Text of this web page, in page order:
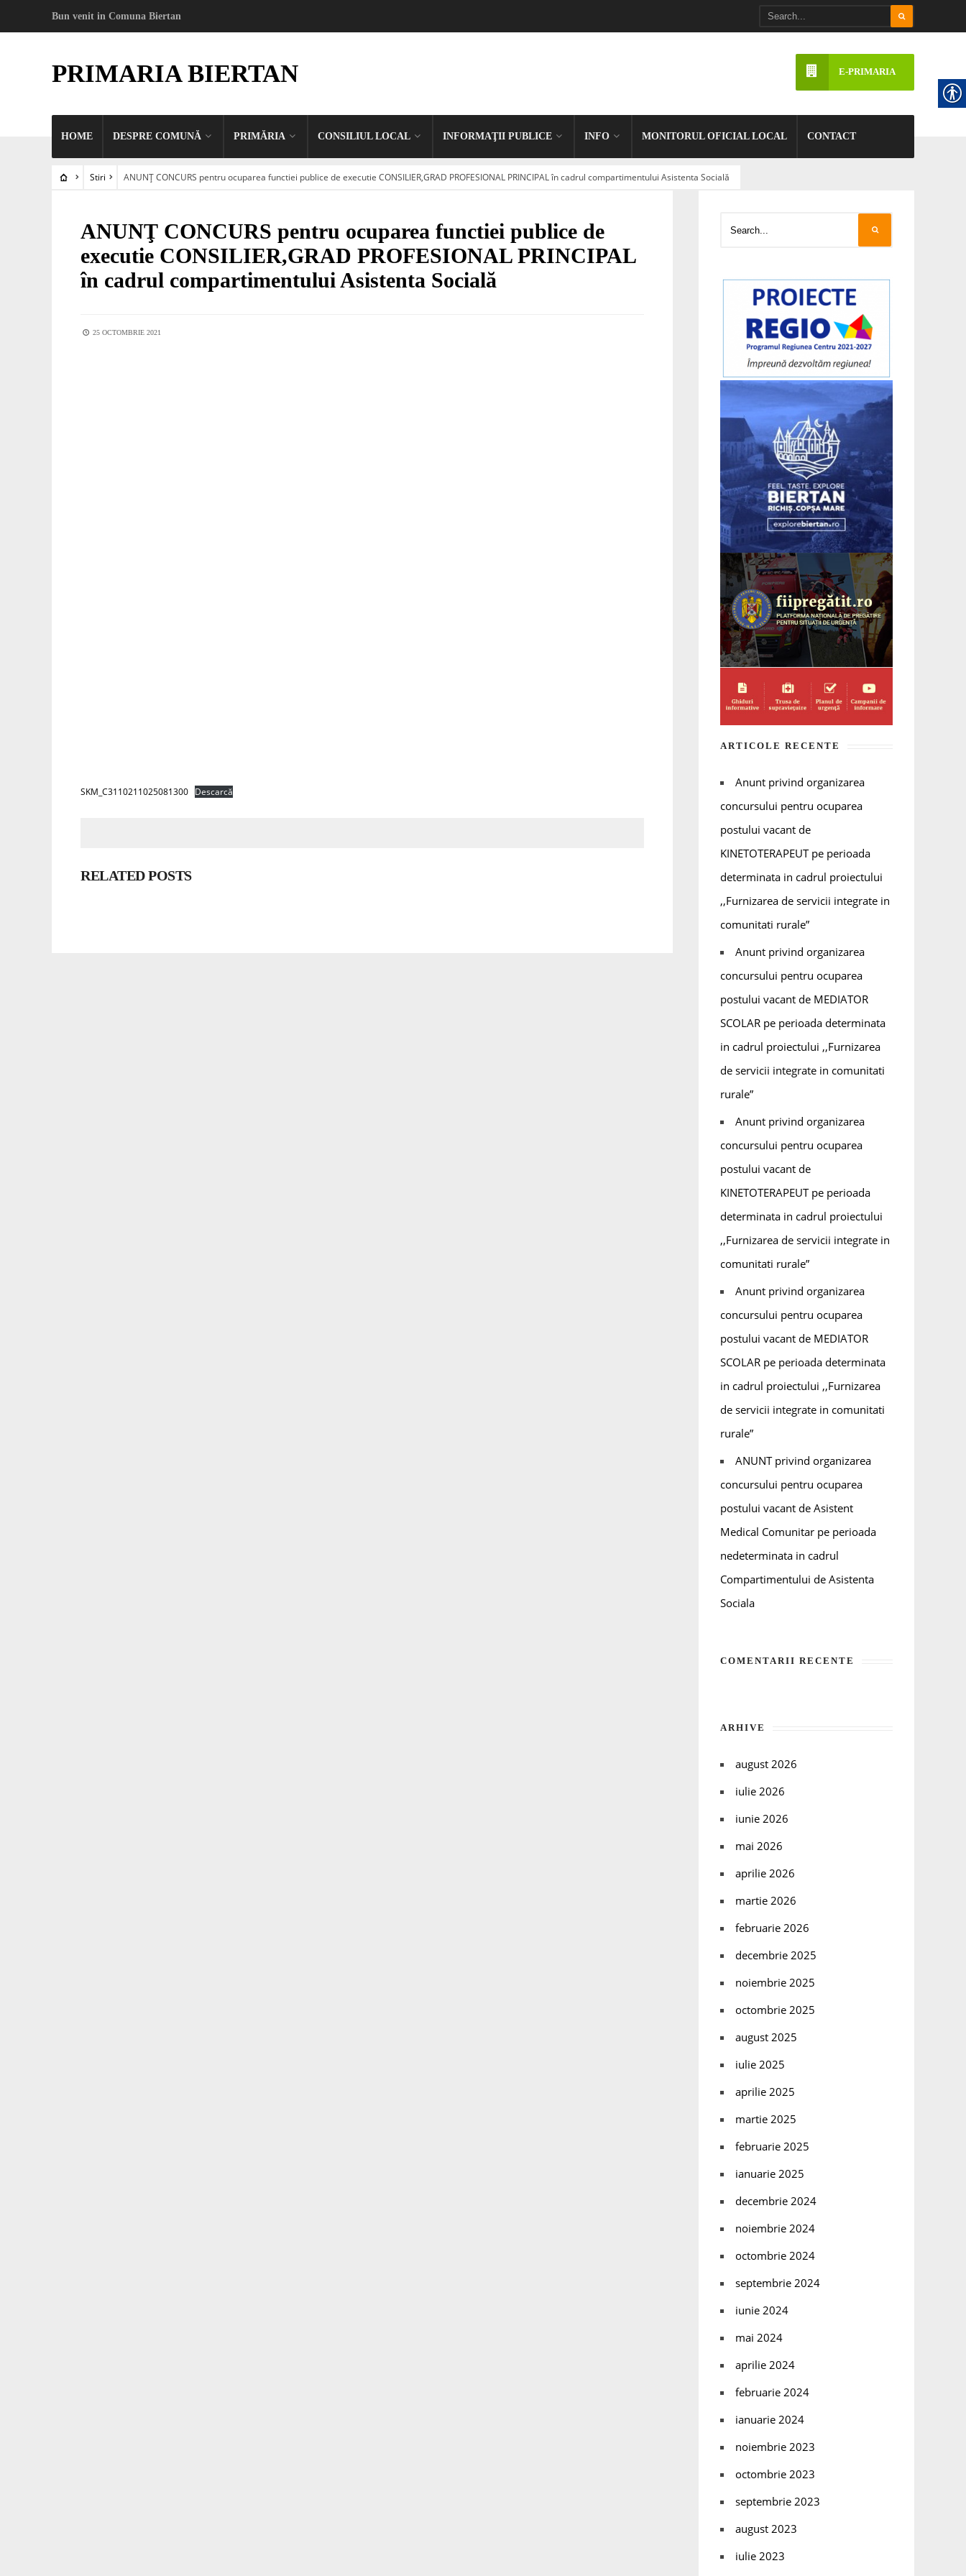
Bun venit in Comuna Biertan
PRIMARIA BIERTAN
HOME DESPRE COMUNĂ PRIMĂRIA CONSILIUL LOCAL INFORMAŢII PUBLICE INFO MONITORUL OFICIAL LOCAL CONTACT
E-PRIMARIA
Stiri ANUNŢ CONCURS pentru ocuparea functiei publice de executie CONSILIER,GRAD PROFESIONAL PRINCIPAL în cadrul compartimentului Asistenta Socială
STIRI
ANUNŢ CONCURS pentru ocuparea functiei publice de
executie CONSILIER,GRAD PROFESIONAL PRINCIPAL
în cadrul compartimentului Asistenta Socială
25 OCTOMBRIE 2021
SKM_C3110211025081300 Descarcă
RELATED POSTS
ARTICOLE RECENTE
Anunt privind organizarea
concursului pentru ocuparea
postului vacant de
KINETOTERAPEUT pe perioada
determinata in cadrul proiectului
,,Furnizarea de servicii integrate in
comunitati rurale”
Anunt privind organizarea
concursului pentru ocuparea
postului vacant de MEDIATOR
SCOLAR pe perioada determinata
in cadrul proiectului ,,Furnizarea
de servicii integrate in comunitati
rurale”
Anunt privind organizarea
concursului pentru ocuparea
postului vacant de
KINETOTERAPEUT pe perioada
determinata in cadrul proiectului
,,Furnizarea de servicii integrate in
comunitati rurale”
Anunt privind organizarea
concursului pentru ocuparea
postului vacant de MEDIATOR
SCOLAR pe perioada determinata
in cadrul proiectului ,,Furnizarea
de servicii integrate in comunitati
rurale”
ANUNT privind organizarea
concursului pentru ocuparea
postului vacant de Asistent
Medical Comunitar pe perioada
nedeterminata in cadrul
Compartimentului de Asistenta
Sociala
COMENTARII RECENTE
ARHIVE
august 2026
iulie 2026
iunie 2026
mai 2026
aprilie 2026
martie 2026
februarie 2026
decembrie 2025
noiembrie 2025
octombrie 2025
august 2025
iulie 2025
aprilie 2025
martie 2025
februarie 2025
ianuarie 2025
decembrie 2024
noiembrie 2024
octombrie 2024
septembrie 2024
iunie 2024
mai 2024
aprilie 2024
februarie 2024
ianuarie 2024
noiembrie 2023
octombrie 2023
septembrie 2023
august 2023
iulie 2023